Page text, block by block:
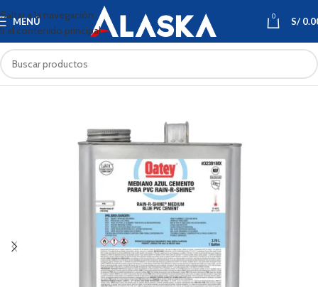
Saltar a la navegación
Ir al contenido principal
MENÚ 0 S/